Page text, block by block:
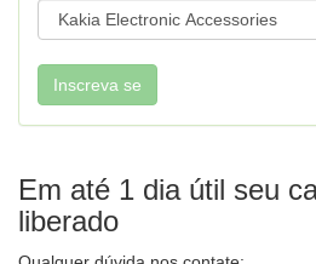
Em até 1 dia útil seu
liberado